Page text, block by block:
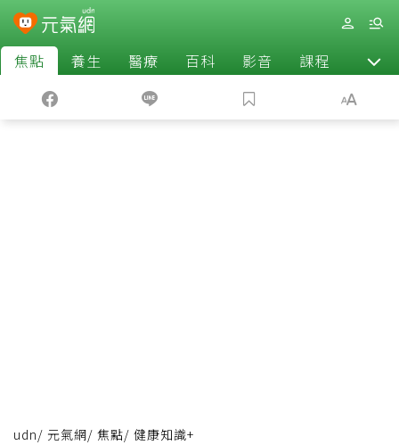
焦點 養生 醫療 百科 影音 課程 退休
udn/ 元氣網/ 焦點/ 健康知識+